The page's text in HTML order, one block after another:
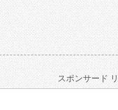
スポンサード